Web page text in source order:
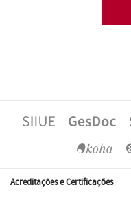
Acreditações e Certificações